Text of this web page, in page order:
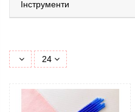
24
Інструменти